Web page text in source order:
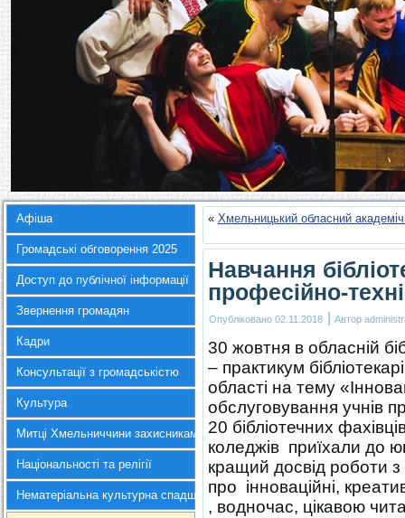
Афіша
Громадські обговорення 2025
Доступ до публічної інформації
Звернення громадян
Кадри
Консультації з громадськістю
Культура
Митці Хмельниччини захисникам України
Національності та релігії
Нематеріальна культурна спадщина
« Хмельницький обласний
Навчання
професійно-
Опубліковано 02.11.2018 | Автор
30 жовтня в обласній
– практикум
області на тему
обслуговування учнів
20 бібліотечних
коледжів приїхали до
кращий досвід роботи
про інноваційні,
, водночас, цікавою